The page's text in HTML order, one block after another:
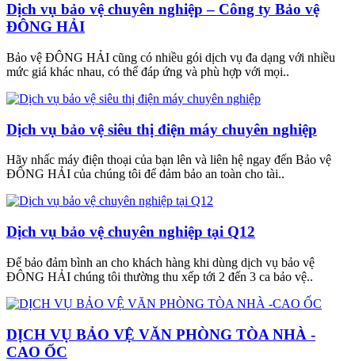
Dịch vụ bảo vệ chuyên nghiệp – Công ty Bảo vệ
ĐÔNG HẢI
Bảo vệ ĐÔNG HẢI cũng có nhiều gói dịch vụ đa dạng với nhiều
mức giá khác nhau, có thể đáp ứng và phù hợp với mọi..
Dịch vụ bảo vệ siêu thị điện máy chuyên nghiệp
Hãy nhấc máy điện thoại của bạn lên và liên hệ ngay đến Bảo vệ
ĐÔNG HẢI của chúng tôi để đảm bảo an toàn cho tài..
Dịch vụ bảo vệ chuyên nghiệp tại Q12
Để bảo đảm bình an cho khách hàng khi dùng dịch vụ bảo vệ
ĐÔNG HẢI chúng tôi thường thu xếp tới 2 đến 3 ca bảo vệ..
DỊCH VỤ BẢO VỆ VĂN PHÒNG TÒA NHÀ -
CAO ỐC